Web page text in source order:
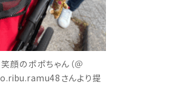
笑顔のポポちゃん（＠
さんより提